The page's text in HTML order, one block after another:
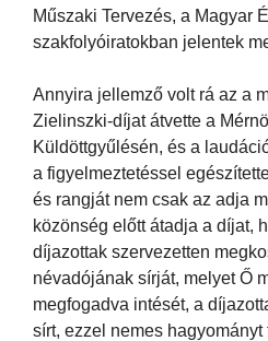
Műszaki Tervezés, a Magyar
szakfolyóiratokban jelentek
Annyira jellemző volt rá az a
Zielinszki-díjat átvette a
Küldöttgyűlésén, és a
a figyelmeztetéssel
és rangját nem csak az adja
közönség előtt átadja a díjat,
díjazottak szervezetten
névadójának sírját, melyet Ő
megfogadva intését, a
sírt, ezzel nemes hagyományt